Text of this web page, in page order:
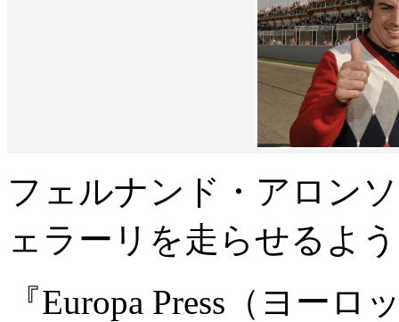
フェルナンド・アロン
ェラーリを走らせるよ
『Europa Press（ヨー